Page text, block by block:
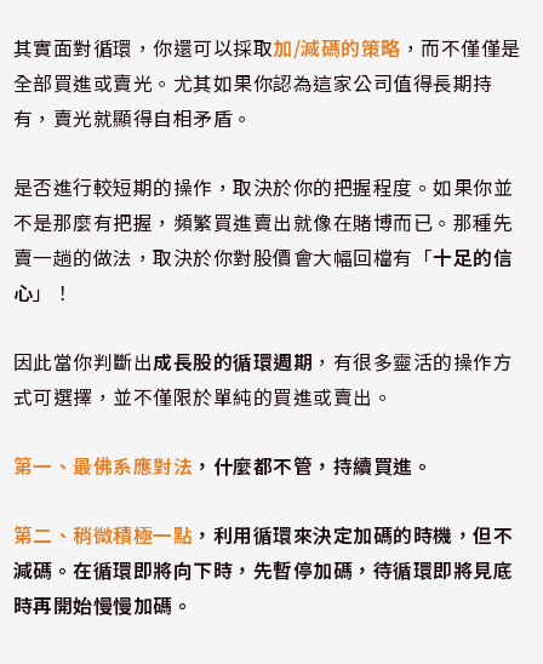
其實面對循環，你還可以採取加/減碼的策略 ，而不僅僅是
全部買進或賣光。尤其如果你認為這家公司值得長期持
有，賣光就顯得自相矛盾。
是否進行較短期的操作，取決於你的把握程度。如果你並
不是那麼有把握，頻繁買進賣出就像在賭博而已。那種先
賣一趟的做法，取決於你對股價會大幅回檔有「十足的信
心」！
因此當你判斷出成長股的循環週期 ，有很多靈活的操作方
式可選擇，並不僅限於單純的買進或賣出。
第一、最佛系應對法 ，什麼都不管，持續買進。
第二、稍微積極一點 ，利用循環來決定加碼的時機，但不
減碼。在循環即將向下時，先暫停加碼，待循環即將見底
時再開始慢慢加碼。